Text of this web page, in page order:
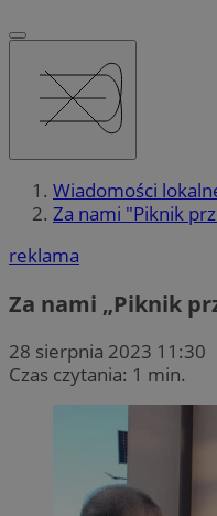
Wiadomości
Za nami "Piknik
reklama
Za nami „Piknik
28 sierpnia 2023 11:30
Czas czytania: 1 min.